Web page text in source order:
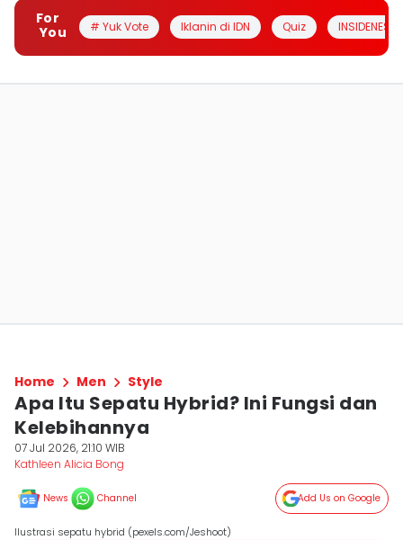
For
You
# Yuk Vote Iklanin di IDN Quiz INSIDENESIA
Home Men Style
Apa Itu Sepatu Hybrid? Ini Fungsi dan
Kelebihannya
07 Jul 2026, 21:10 WIB
Kathleen Alicia Bong
News Channel Add Us on Google
Ilustrasi sepatu hybrid (pexels.com/Jeshoot)